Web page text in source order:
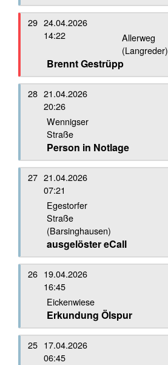
29 24.04.2026
14:22
Allerweg
(Langreder)
Brennt Gestrüpp
28 21.04.2026
20:26
Wennigser
Straße
Person in Notlage
27 21.04.2026
07:21
Egestorfer
Straße
(Barsinghausen)
ausgelöster eCall
26 19.04.2026
16:45
Eickenwiese
Erkundung Ölspur
25 17.04.2026
06:45